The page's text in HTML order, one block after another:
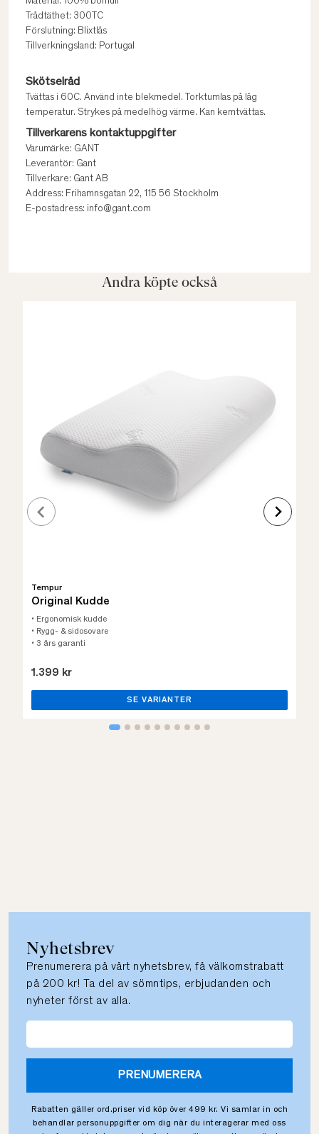
Trådtäthet: 300TC
Förslutning: Blixtlås
Tillverkningsland: Portugal
Skötselråd
Tvättas i 60C. Använd inte blekmedel. Torktumlas på låg
temperatur. Strykes på medelhög värme. Kan kemtvättas.
Tillverkarens kontaktuppgifter
Varumärke: GANT
Leverantör: Gant
Tillverkare: Gant AB
Address: Frihamnsgatan 22, 115 56 Stockholm
E-postadress: info@gant.com
Andra köpte också
Tempur
Original Kudde
• Ergonomisk kudde
• Rygg- & sidosovare
• 3 års garanti
1.399 kr
SE VARIANTER
Nyhetsbrev
Prenumerera på vårt nyhetsbrev, få välkomstrabatt
på 200 kr! Ta del av sömntips, erbjudanden och
nyheter först av alla.
PRENUMERERA
Rabatten gäller ord.priser vid köp över 499 kr. Vi samlar in och
behandlar personuppgifter om dig när du interagerar med oss